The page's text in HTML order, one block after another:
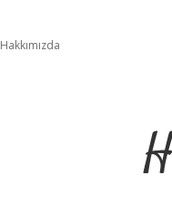
Hakkımızda